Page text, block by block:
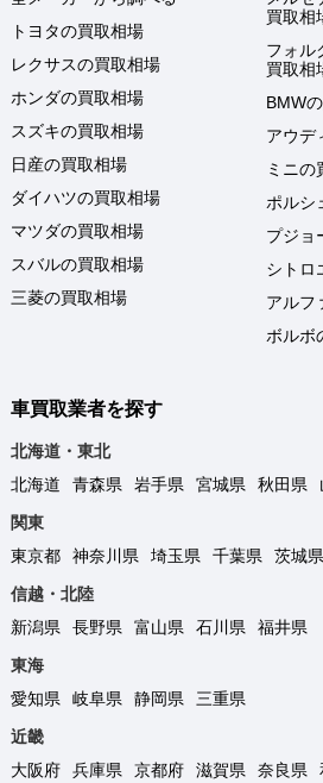
トヨタの買取相場
レクサスの買取相場
ホンダの買取相場
スズキの買取相場
日産の買取相場
ダイハツの買取相場
マツダの買取相場
スバルの買取相場
三菱の買取相場
買取相
フォル
買取相
BMW
アウデ
ミニの
ポルシ
プジョ
シトロ
アルフ
ボルボ
車買取業者を探す
北海道・東北
北海道
青森県 岩手県 宮城県 秋田県
関東
東京都
神奈川県 埼玉県 千葉県 茨城県
信越・北陸
新潟県
長野県 富山県 石川県
福井県
東海
愛知県
岐阜県 静岡県
三重県
近畿
大阪府
兵庫県 京都府 滋賀県 奈良県